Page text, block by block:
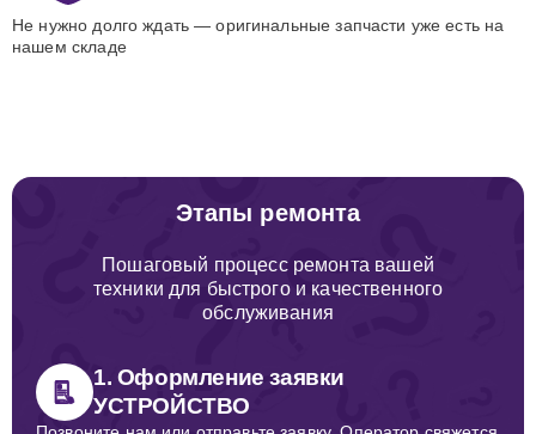
Не нужно долго ждать — оригинальные запчасти уже есть на
нашем складе
Этапы ремонта
Пошаговый процесс ремонта вашей
техники для быстрого и качественного
обслуживания
1. Оформление заявки
УСТРОЙСТВО